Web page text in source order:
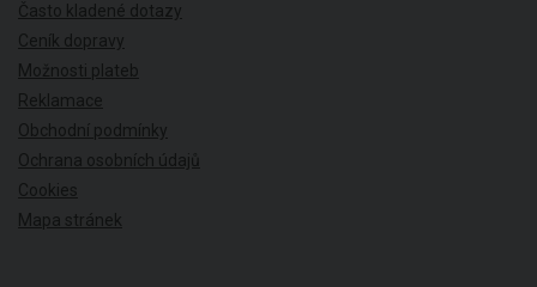
Často kladené dotazy
Ceník dopravy
Možnosti plateb
Reklamace
Obchodní podmínky
Ochrana osobních údajů
Cookies
Mapa stránek